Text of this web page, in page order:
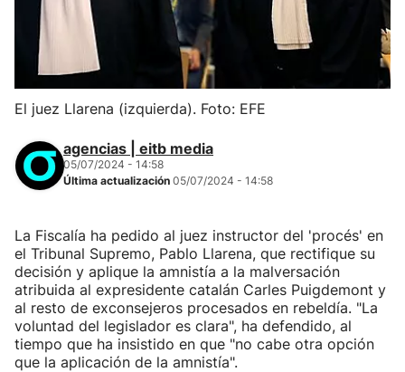
El juez Llarena (izquierda). Foto: EFE
agencias | eitb media
05/07/2024 - 14:58
Última actualización 05/07/2024 - 14:58
La Fiscalía ha pedido al juez instructor del 'procés' en
el Tribunal Supremo, Pablo Llarena, que rectifique su
decisión y aplique la amnistía a la malversación
atribuida al expresidente catalán Carles Puigdemont y
al resto de exconsejeros procesados en rebeldía. "La
voluntad del legislador es clara", ha defendido, al
tiempo que ha insistido en que "no cabe otra opción
que la aplicación de la amnistía".